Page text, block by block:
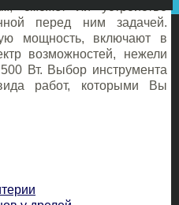
перед ним задачей.
мощность, включают в
возможностей, нежели
Вт. Выбор инструмента
работ, которыми Вы